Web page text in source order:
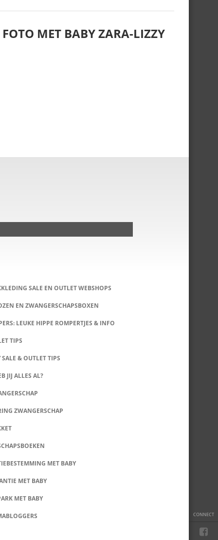
CONNECT
MET BABY ZARA-LIZZY
SALE EN OUTLET WEBSHOPS
EN ZWANGERSCHAPSBOXEN
LEUKE HIPPE ROMPERTJES & INFO
TIPS
SALE & OUTLET TIPS
JIJ ALLES AL?
ZWANGERSCHAP
MET BABY
MET BABY
MET BABY